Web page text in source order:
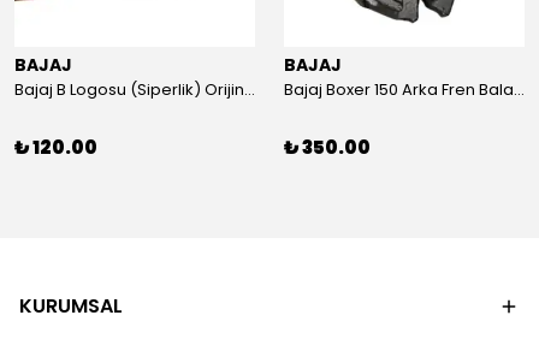
BAJAJ
Bajaj B Logosu (Siperlik) Orijinal
₺ 120.00
BAJAJ
Bajaj Boxer 150 Arka Fren Balatası Orijinal
₺ 350.00
KURUMSAL